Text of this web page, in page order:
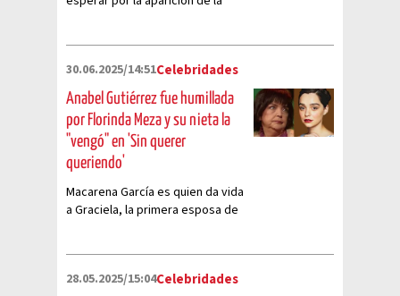
30.06.2025/14:51Celebridades
Anabel Gutiérrez fue humillada
por Florinda Meza y su nieta la
"vengó" en 'Sin querer
queriendo'
Macarena García es quien da vida
a Graciela, la primera esposa de
28.05.2025/15:04Celebridades